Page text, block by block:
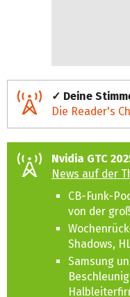
✓ Deine
Die Reader's
Nvidia GTC
News auf der
CB-Funk-
von der
Shadows,
Samsung